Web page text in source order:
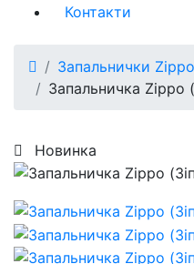
Контакти
Запальнички Zippo
Запальничка Zippo
Новинка